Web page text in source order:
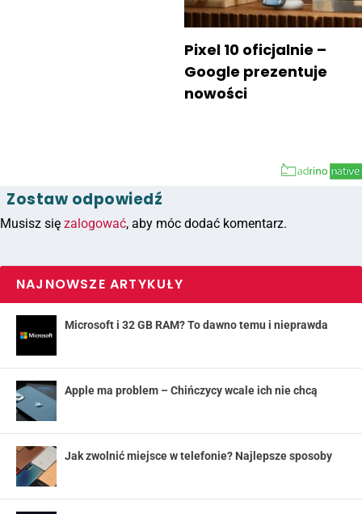
Pixel 10 oficjalnie –
Google prezentuje
nowości
Zostaw odpowiedź
Musisz się zalogować, aby móc dodać komentarz.
NAJNOWSZE ARTYKUŁY
Microsoft i 32 GB RAM? To dawno temu i nieprawda
Apple ma problem – Chińczycy wcale ich nie chcą
Jak zwolnić miejsce w telefonie? Najlepsze sposoby